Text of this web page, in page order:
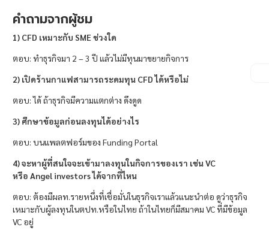
คำถามจากผู้ชม
1) CFD เหมาะกับ SME ช่วงใด
ตอบ: ทำธุรกิจมา 2 – 3 ปี แล้วไม่มีทุนมาขยายกิจการ
2) เปิดร้านกาแฟสามารถระดมทุน CFD ได้หรือไม่
ตอบ: ได้ ถ้าธุรกิจมีความแตกต่าง ดึงดูด
3) ศึกษาข้อมูลก่อนลงทุนได้อย่างไร
ตอบ: บนแพลตฟอร์มของ Funding Portal
4) จะหาผู้ที่สนใจจะเข้ามาลงทุนในกิจการของเรา เช่น VC
หรือ Angel investors ได้จากที่ไหน
ตอบ: ต้องมีผลท.รายหนึ่งที่เชื่อมั่นในธุรกิจเราแล้วแนะนำต่อ ดูว่าธุรกิจ
เหมาะกับผู้ลงทุนในตปท.หรือในไทย ถ้าในไทยก็มีสมาคม VC ที่มีข้อมูล
VC อยู่